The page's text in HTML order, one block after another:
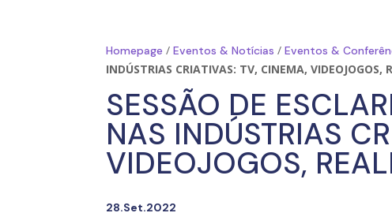
Homepage /Eventos & Notícias /Eventos &
INDÚSTRIAS CRIATIVAS: TV, CINEMA, VIDEOJOGOS,
SESSÃO DE
NAS INDÚSTRIAS
VIDEOJOGOS,
28.Set.2022